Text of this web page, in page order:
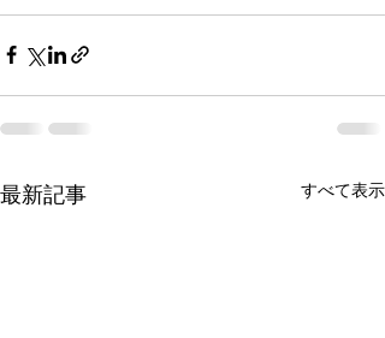
最新記事 すべて表示